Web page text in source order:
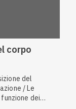
corpo
del
/ Le
dei